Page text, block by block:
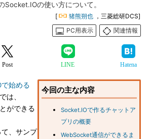
Socket.IOの使い方について。
[ 猪熊朔也 ，三菱総研DCS]
PC用表示
関連情報
Post LINE Hatena
今回の主な内容
Socket.IOで作るチャットア
プリの概要
WebSocket通信ができるま
始める
は、
ができる
て、サンプ